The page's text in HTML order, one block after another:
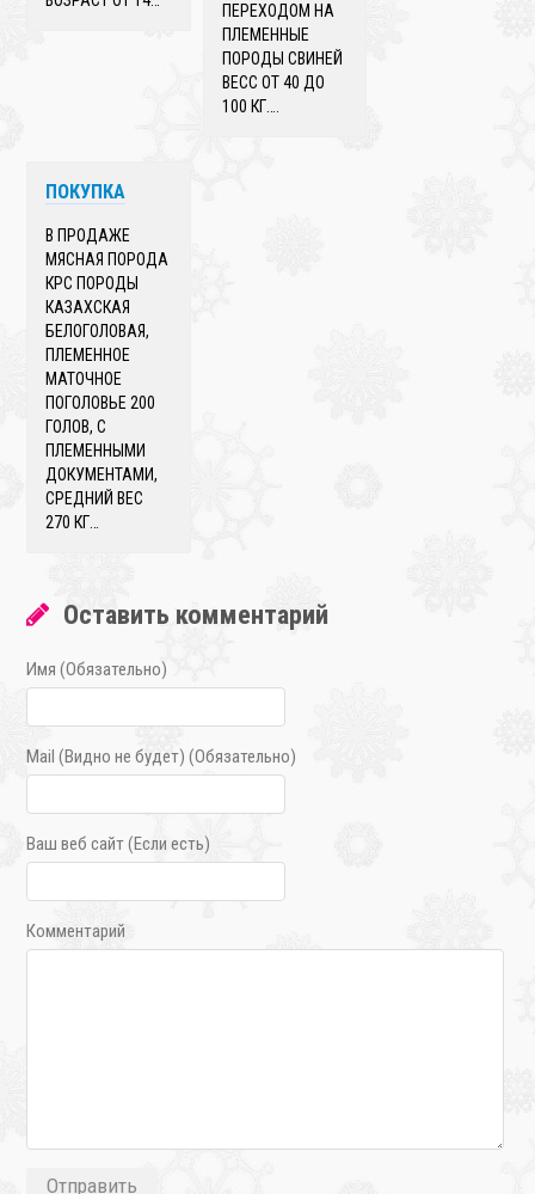
ПЕРЕХОДОМ НА
ПЛЕМЕННЫЕ
ПОРОДЫ СВИНЕЙ
ВЕСС ОТ 40 ДО
100 КГ….
ПОКУПКА
В ПРОДАЖЕ
МЯСНАЯ ПОРОДА
КРС ПОРОДЫ
КАЗАХСКАЯ
БЕЛОГОЛОВАЯ,
ПЛЕМЕННОЕ
МАТОЧНОЕ
ПОГОЛОВЬЕ 200
ГОЛОВ, С
ПЛЕМЕННЫМИ
ДОКУМЕНТАМИ,
СРЕДНИЙ ВЕС
270 КГ…
Оставить комментарий
Имя (Обязательно)
Mail (Видно не будет) (Обязательно)
Ваш веб сайт (Если есть)
Комментарий